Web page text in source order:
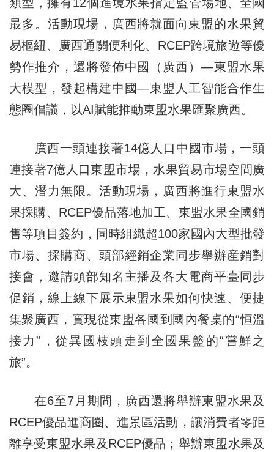
最多。活動現場，廣西將就面向東盟的水果貿
易樞紐、廣西通關便利化、RCEP跨境旅遊等優
勢作推介，還將發佈中國（廣西）—東盟水果
大模型，發起構建中國—東盟人工智能合作生
態圈倡議，以AI賦能推動東盟水果匯聚廣西。
廣西一頭連接著14億人口中國市場，一頭
連接著7億人口東盟市場，水果貿易市場空間廣
大、潛力無限。活動現場，廣西將進行東盟水
果採購、RCEP優品落地加工、東盟水果全國銷
售等項目簽約，同時組織超100家國內大型批發
市場、採購商、頭部經銷企業同步舉辦産銷對
接會，邀請頭部知名主播及各大電商平臺同步
促銷，線上線下展示東盟水果如何快速、便捷
集聚廣西，實現從東盟各國到國內餐桌的“恒溫
接力”，從異國枝頭走到全國果籃的“嘗鮮之
旅”。
在6至7月期間，廣西還將舉辦東盟水果及
RCEP優品進商圈、進景區活動，讓消費者零距
離享受東盟水果及RCEP優品；舉辦東盟水果及